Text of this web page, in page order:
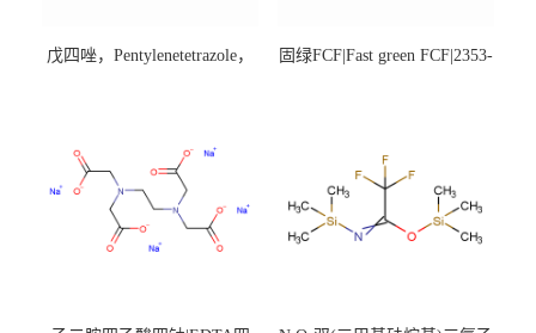
戊四唑，Pentylenetetrazole，
固绿FCF|Fast green FCF|2353-